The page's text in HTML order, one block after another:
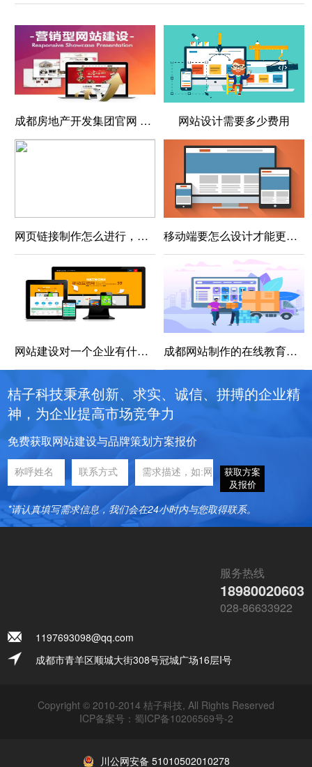
成都房地产开发集团官网 房产开发管理网站建设 网站设计需要多少费用
网页链接制作怎么进行，注意事项有哪些 移动端要怎么设计才能更好地提升用户的体验？
网站建设对一个企业有什么好处？ 成都网站制作的在线教育培训重塑教育未来的数字化
桔子科技秉承创新、求实、诚信、拼搏的企业精
神，为企业提高市场竞争力
免费获取网站建设与品牌策划方案报价
获取方案
及报价
*请认真填写需求信息，我们会在24小时内与您取得联系。
服务热线
18980020603
028-86633922
1197693098@qq.com
成都市青羊区顺城大街308号冠城广场16层I号
Copyright © 2010-2014 桔子科技, All Rights Reserved
ICP备案号： 蜀ICP备10206569号-2
川公网安备 51010502010278